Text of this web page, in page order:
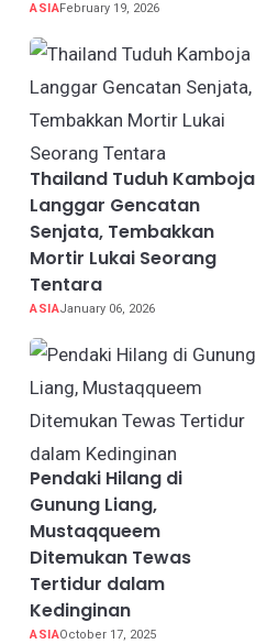
ASIAFebruary 19, 2026
Thailand Tuduh Kamboja
Langgar Gencatan
Senjata, Tembakkan
Mortir Lukai Seorang
Tentara
ASIAJanuary 06, 2026
Pendaki Hilang di
Gunung Liang,
Mustaqqueem
Ditemukan Tewas
Tertidur dalam
Kedinginan
ASIAOctober 17, 2025